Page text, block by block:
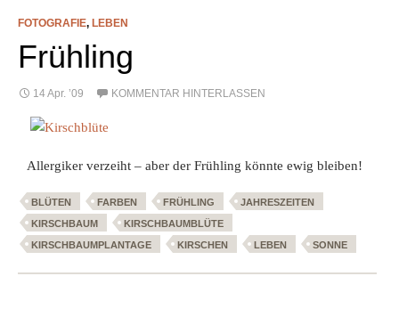
FOTOGRAFIE, LEBEN
Frühling
14 Apr. ’09 KOMMENTAR HINTERLASSEN
Allergiker verzeiht – aber der Frühling könnte ewig bleiben!
BLÜTEN FARBEN FRÜHLING
JAHRESZEITEN
KIRSCHBAUM
KIRSCHBAUMBLÜTE
KIRSCHBAUMPLANTAGE
KIRSCHEN LEBEN SONNE